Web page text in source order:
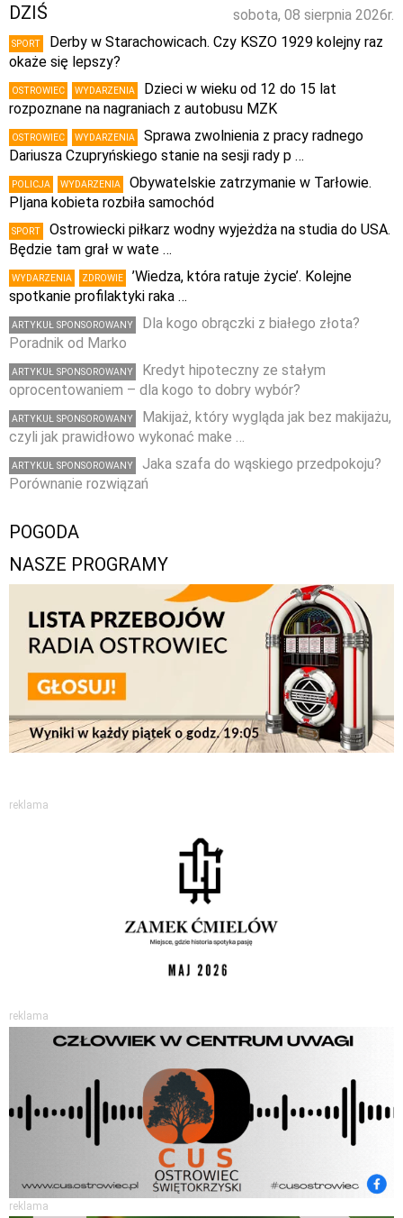
sobota, 08 sierpnia 2026r.
DZIŚ
SPORT
Derby w Starachowicach. Czy KSZO 1929 kolejny raz
okaże się lepszy?
OSTROWIEC WYDARZENIA
Dzieci w wieku od 12 do 15 lat
rozpoznane na nagraniach z autobusu MZK
OSTROWIEC WYDARZENIA
Sprawa zwolnienia z pracy radnego
Dariusza Czupryńskiego stanie na sesji rady p …
POLICJA WYDARZENIA
Obywatelskie zatrzymanie w Tarłowie.
PIjana kobieta rozbiła samochód
SPORT
Ostrowiecki piłkarz wodny wyjeżdża na studia do USA.
Będzie tam grał w wate …
WYDARZENIA ZDROWIE
’Wiedza, która ratuje życie’. Kolejne
spotkanie profilaktyki raka …
ARTYKUŁ SPONSOROWANY
Dla kogo obrączki z białego złota?
Poradnik od Marko
ARTYKUŁ SPONSOROWANY
Kredyt hipoteczny ze stałym
oprocentowaniem – dla kogo to dobry wybór?
ARTYKUŁ SPONSOROWANY
Makijaż, który wygląda jak bez makijażu,
czyli jak prawidłowo wykonać make …
ARTYKUŁ SPONSOROWANY
Jaka szafa do wąskiego przedpokoju?
Porównanie rozwiązań
POGODA
NASZE PROGRAMY
reklama
reklama
reklama